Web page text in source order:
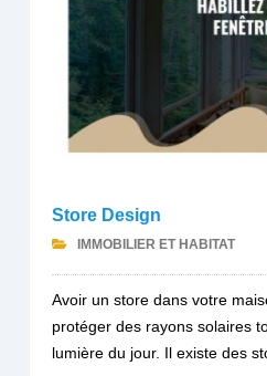
Store Design
IMMOBILIER ET HABITAT
Avoir un store dans votre
protéger des rayons solaires
lumière du jour. Il existe des